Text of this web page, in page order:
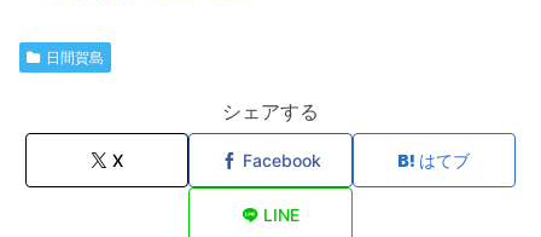
日間賀島
シェアする
X Facebook はてブ
LINE